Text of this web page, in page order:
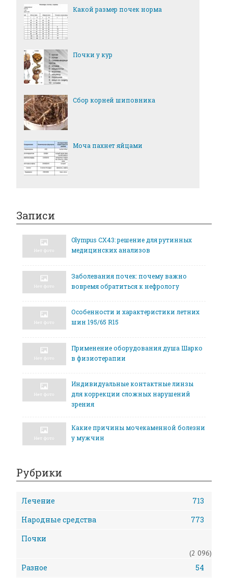
Какой размер почек норма
Почки у кур
Сбор корней шиповника
Моча пахнет яйцами
Записи
Olympus CX43: решение для рутинных
медицинских анализов
Заболевания почек: почему важно
вовремя обратиться к нефрологу
Особенности и характеристики летних
шин 195/65 R15
Применение оборудования душа Шарко
в физиотерапии
Индивидуальные контактные линзы
для коррекции сложных нарушений
зрения
Какие причины мочекаменной болезни
у мужчин
Рубрики
Лечение
713
Народные средства
773
Почки
(2 096)
Разное
54